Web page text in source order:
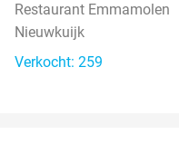
Restaurant Emmamolen
Nieuwkuijk
Verkocht: 259